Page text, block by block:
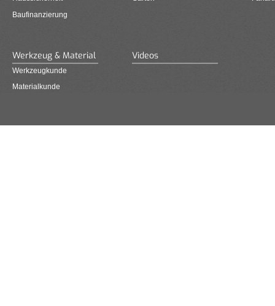
Baufinanzierung
Werkzeug & Material
Werkzeugkunde
Materialkunde
Videos